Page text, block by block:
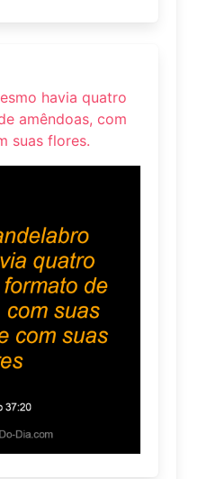
havia quatro
amêndoas, com
suas flores.